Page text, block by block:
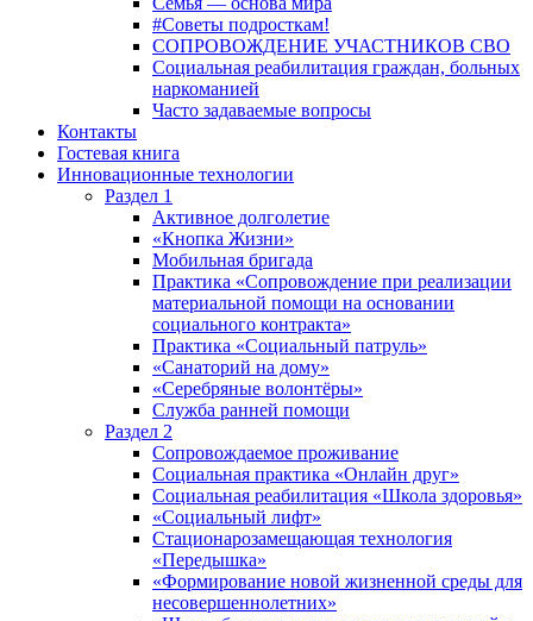
#Советы подросткам!
СОПРОВОЖДЕНИЕ УЧАСТНИКОВ СВО
Социальная реабилитация граждан, больных
наркоманией
Часто задаваемые вопросы
Контакты
Гостевая книга
Инновационные технологии
Раздел 1
Активное долголетие
«Кнопка Жизни»
Мобильная бригада
Практика «Сопровождение при реализации
материальной помощи на основании
социального контракта»
Практика «Социальный патруль»
«Санаторий на дому»
«Серебряные волонтёры»
Служба ранней помощи
Раздел 2
Сопровождаемое проживание
Социальная практика «Онлайн друг»
Социальная реабилитация «Школа здоровья»
«Социальный лифт»
Стационарозамещающая технология
«Передышка»
«Формирование новой жизненной среды для
несовершеннолетних»